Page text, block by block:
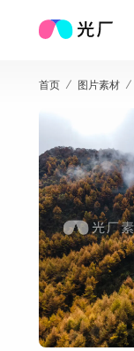
首页 图片素材